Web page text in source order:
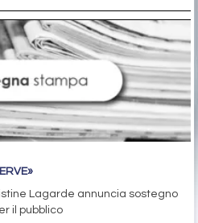
Lagarde annuncia sostegno
il pubblico